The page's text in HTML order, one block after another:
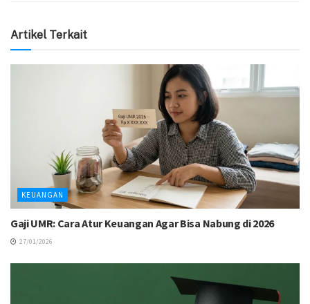
Artikel Terkait
KEUANGAN
Gaji UMR: Cara Atur Keuangan Agar Bisa Nabung di 2026
27/01/2026